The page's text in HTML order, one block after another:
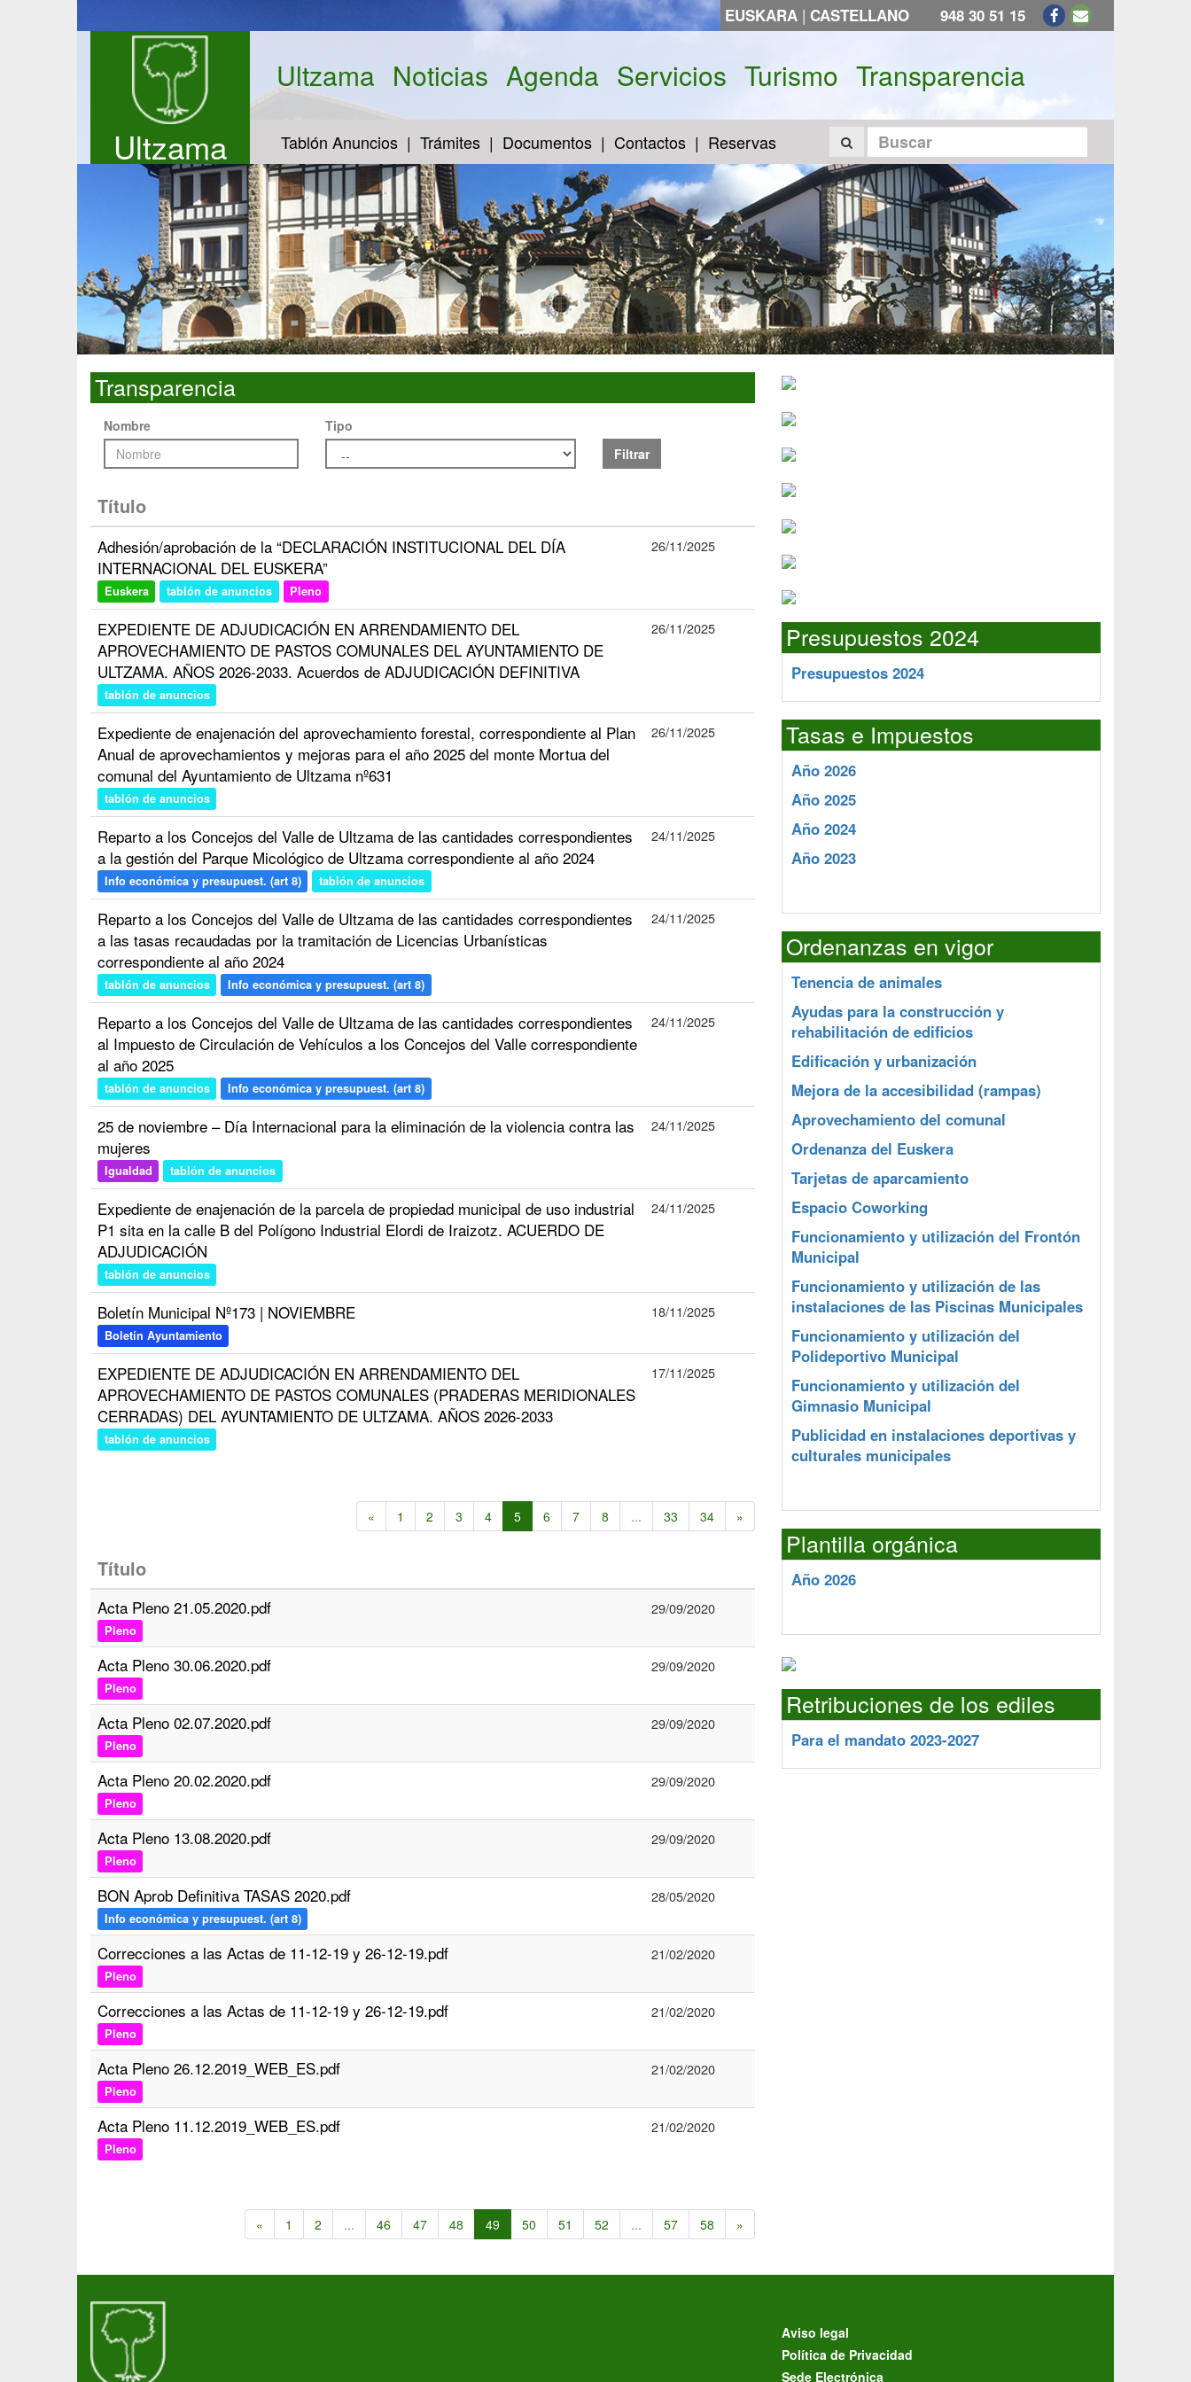
EUSKARA | CASTELLANO 948 30 51 15
Ultzama
Ultzama Noticias Agenda Servicios Turismo Transparencia
Tablón Anuncios Trámites Documentos Contactos Reservas
Transparencia
Nombre
Tipo
Filtrar
Título
Adhesión/aprobación de la “DECLARACIÓN INSTITUCIONAL DEL DÍA
INTERNACIONAL DEL EUSKERA”
Euskera tablón de anuncios Pleno
26/11/2025
EXPEDIENTE DE ADJUDICACIÓN EN ARRENDAMIENTO DEL
APROVECHAMIENTO DE PASTOS COMUNALES DEL AYUNTAMIENTO DE
ULTZAMA. AÑOS 2026-2033. Acuerdos de ADJUDICACIÓN DEFINITIVA
tablón de anuncios
26/11/2025
Expediente de enajenación del aprovechamiento forestal, correspondiente al Plan
Anual de aprovechamientos y mejoras para el año 2025 del monte Mortua del
comunal del Ayuntamiento de Ultzama nº631
tablón de anuncios
26/11/2025
Reparto a los Concejos del Valle de Ultzama de las cantidades correspondientes
a la gestión del Parque Micológico de Ultzama correspondiente al año 2024
Info económica y presupuest. (art 8) tablón de anuncios
24/11/2025
Reparto a los Concejos del Valle de Ultzama de las cantidades correspondientes
a las tasas recaudadas por la tramitación de Licencias Urbanísticas
correspondiente al año 2024
tablón de anuncios Info económica y presupuest. (art 8)
24/11/2025
Reparto a los Concejos del Valle de Ultzama de las cantidades correspondientes
al Impuesto de Circulación de Vehículos a los Concejos del Valle correspondiente
al año 2025
tablón de anuncios Info económica y presupuest. (art 8)
24/11/2025
25 de noviembre – Día Internacional para la eliminación de la violencia contra las
mujeres
Igualdad tablón de anuncios
24/11/2025
Expediente de enajenación de la parcela de propiedad municipal de uso industrial
P1 sita en la calle B del Polígono Industrial Elordi de Iraizotz. ACUERDO DE
ADJUDICACIÓN
tablón de anuncios
24/11/2025
Boletín Municipal Nº173 | NOVIEMBRE
Boletín Ayuntamiento
18/11/2025
EXPEDIENTE DE ADJUDICACIÓN EN ARRENDAMIENTO DEL
APROVECHAMIENTO DE PASTOS COMUNALES (PRADERAS MERIDIONALES
CERRADAS) DEL AYUNTAMIENTO DE ULTZAMA. AÑOS 2026-2033
tablón de anuncios
17/11/2025
« 1 2 3 4 5 6 7 8 ... 33 34 »
Título
Acta Pleno 21.05.2020.pdf
Pleno
29/09/2020
Acta Pleno 30.06.2020.pdf
Pleno
29/09/2020
Acta Pleno 02.07.2020.pdf
Pleno
29/09/2020
Acta Pleno 20.02.2020.pdf
Pleno
29/09/2020
Acta Pleno 13.08.2020.pdf
Pleno
29/09/2020
BON Aprob Definitiva TASAS 2020.pdf
Info económica y presupuest. (art 8)
28/05/2020
Correcciones a las Actas de 11-12-19 y 26-12-19.pdf
Pleno
21/02/2020
Correcciones a las Actas de 11-12-19 y 26-12-19.pdf
Pleno
21/02/2020
Acta Pleno 26.12.2019_WEB_ES.pdf
Pleno
21/02/2020
Acta Pleno 11.12.2019_WEB_ES.pdf
Pleno
21/02/2020
« 1 2 ... 46 47 48 49 50 51 52 ... 57 58 »
Presupuestos 2024
Presupuestos 2024
Tasas e Impuestos
Año 2026
Año 2025
Año 2024
Año 2023
Ordenanzas en vigor
Tenencia de animales
Ayudas para la construcción y
rehabilitación de edificios
Edificación y urbanización
Mejora de la accesibilidad (rampas)
Aprovechamiento del comunal
Ordenanza del Euskera
Tarjetas de aparcamiento
Espacio Coworking
Funcionamiento y utilización del Frontón
Municipal
Funcionamiento y utilización de las
instalaciones de las Piscinas Municipales
Funcionamiento y utilización del
Polideportivo Municipal
Funcionamiento y utilización del
Gimnasio Municipal
Publicidad en instalaciones deportivas y
culturales municipales
Plantilla orgánica
Año 2026
Retribuciones de los ediles
Para el mandato 2023-2027
Aviso legal
Política de Privacidad
Sede Electrónica